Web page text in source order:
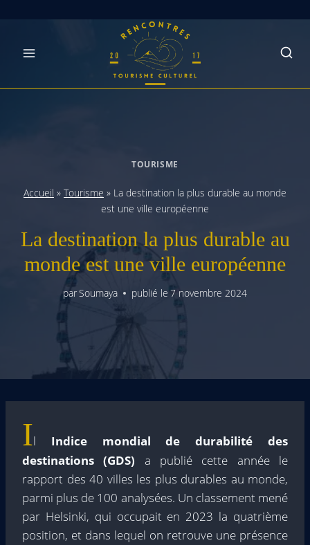
TOURISME
Accueil » Tourisme » La destination la plus durable au monde
est une ville européenne
La destination la plus durable au
monde est une ville européenne
parSoumaya publié le 7 novembre 2024
Il Indice mondial de durabilité des
destinations (GDS) a publié cette année le
rapport des 40 villes les plus durables au monde,
parmi plus de 100 analysées. Un classement mené
par Helsinki, qui occupait en 2023 la quatrième
position, et dans lequel on retrouve une présence